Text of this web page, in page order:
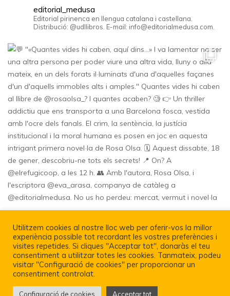
editorial_medusa
Editorial pirinenca en llengua catalana i castellana.
Distribució: @udllibros. E-mail: info@editorialmedusa.com.
Política De Privacitat I Avís Legal
Utilitzem cookies al nostre lloc web per oferir-vos la millor
experiència possible tot recordant les vostres preferències i
visites repetides. Si cliques "Acceptar tot", donaràs el teu
consentiment a utilitzar totes les cookies. Tanmateix, podeu
visitar "Configuració de cookies" per proporcionar un
consentiment controlat.
Configuració de cookies Acceptar tot